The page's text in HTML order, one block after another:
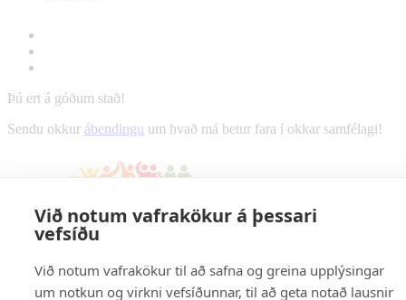
Við notum vafrakökur á þessari
vefsíðu
Við notum vafrakökur til að safna og greina upplýsingar
um notkun og virkni vefsíðunnar, til að geta notað lausnir
Þú ert á góðum stað!
Sendu okkur ábendingu um hvað má betur fara í okkar samfélagi!